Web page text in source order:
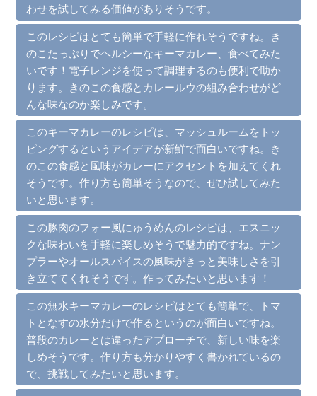
わせを試してみる価値がありそうです。
このレシピはとても簡単で手軽に作れそうですね。き
のこたっぷりでヘルシーなキーマカレー、食べてみた
いです！電子レンジを使って調理するのも便利で助か
ります。きのこの食感とカレールウの組み合わせがど
んな味なのか楽しみです。
このキーマカレーのレシピは、マッシュルームをトッ
ピングするというアイデアが新鮮で面白いですね。き
のこの食感と風味がカレーにアクセントを加えてくれ
そうです。作り方も簡単そうなので、ぜひ試してみた
いと思います。
この豚肉のフォー風にゅうめんのレシピは、エスニッ
クな味わいを手軽に楽しめそうで魅力的ですね。ナン
プラーやオールスパイスの風味がきっと美味しさを引
き立ててくれそうです。作ってみたいと思います！
この無水キーマカレーのレシピはとても簡単で、トマ
トとなすの水分だけで作るというのが面白いですね。
普段のカレーとは違ったアプローチで、新しい味を楽
しめそうです。作り方も分かりやすく書かれているの
で、挑戦してみたいと思います。